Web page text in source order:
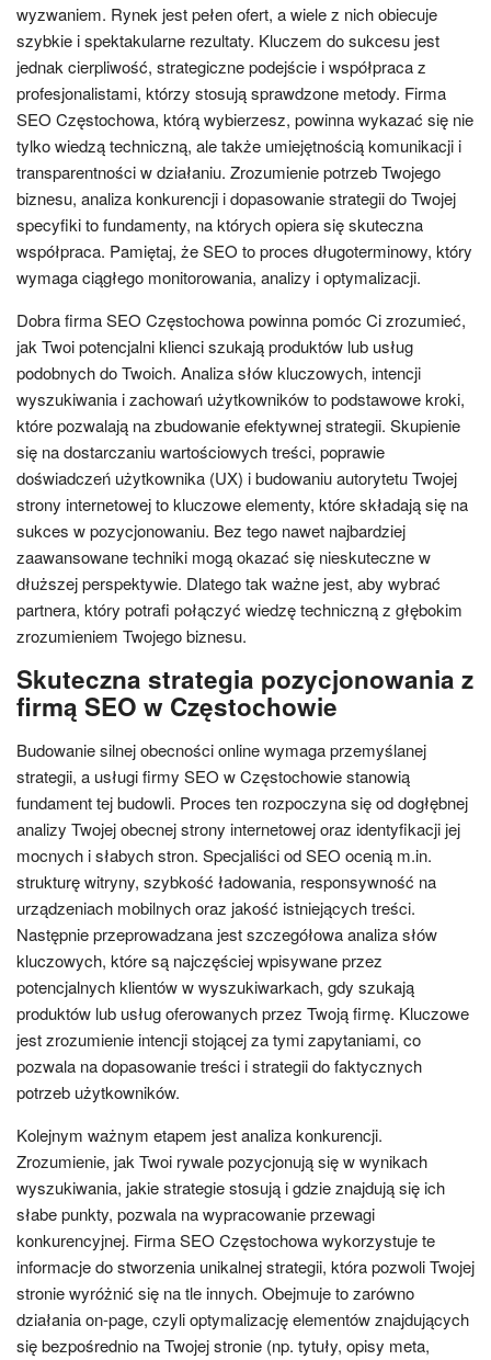
wyzwaniem. Rynek jest pełen ofert, a wiele z nich obiecuje
szybkie i spektakularne rezultaty. Kluczem do sukcesu jest
jednak cierpliwość, strategiczne podejście i współpraca z
profesjonalistami, którzy stosują sprawdzone metody. Firma
SEO Częstochowa, którą wybierzesz, powinna wykazać się nie
tylko wiedzą techniczną, ale także umiejętnością komunikacji i
transparentności w działaniu. Zrozumienie potrzeb Twojego
biznesu, analiza konkurencji i dopasowanie strategii do Twojej
specyfiki to fundamenty, na których opiera się skuteczna
współpraca. Pamiętaj, że SEO to proces długoterminowy, który
wymaga ciągłego monitorowania, analizy i optymalizacji.
Dobra firma SEO Częstochowa powinna pomóc Ci zrozumieć,
jak Twoi potencjalni klienci szukają produktów lub usług
podobnych do Twoich. Analiza słów kluczowych, intencji
wyszukiwania i zachowań użytkowników to podstawowe kroki,
które pozwalają na zbudowanie efektywnej strategii. Skupienie
się na dostarczaniu wartościowych treści, poprawie
doświadczeń użytkownika (UX) i budowaniu autorytetu Twojej
strony internetowej to kluczowe elementy, które składają się na
sukces w pozycjonowaniu. Bez tego nawet najbardziej
zaawansowane techniki mogą okazać się nieskuteczne w
dłuższej perspektywie. Dlatego tak ważne jest, aby wybrać
partnera, który potrafi połączyć wiedzę techniczną z głębokim
zrozumieniem Twojego biznesu.
Skuteczna strategia pozycjonowania z
firmą SEO w Częstochowie
Budowanie silnej obecności online wymaga przemyślanej
strategii, a usługi firmy SEO w Częstochowie stanowią
fundament tej budowli. Proces ten rozpoczyna się od dogłębnej
analizy Twojej obecnej strony internetowej oraz identyfikacji jej
mocnych i słabych stron. Specjaliści od SEO ocenią m.in.
strukturę witryny, szybkość ładowania, responsywność na
urządzeniach mobilnych oraz jakość istniejących treści.
Następnie przeprowadzana jest szczegółowa analiza słów
kluczowych, które są najczęściej wpisywane przez
potencjalnych klientów w wyszukiwarkach, gdy szukają
produktów lub usług oferowanych przez Twoją firmę. Kluczowe
jest zrozumienie intencji stojącej za tymi zapytaniami, co
pozwala na dopasowanie treści i strategii do faktycznych
potrzeb użytkowników.
Kolejnym ważnym etapem jest analiza konkurencji.
Zrozumienie, jak Twoi rywale pozycjonują się w wynikach
wyszukiwania, jakie strategie stosują i gdzie znajdują się ich
słabe punkty, pozwala na wypracowanie przewagi
konkurencyjnej. Firma SEO Częstochowa wykorzystuje te
informacje do stworzenia unikalnej strategii, która pozwoli Twojej
stronie wyróżnić się na tle innych. Obejmuje to zarówno
działania on-page, czyli optymalizację elementów znajdujących
się bezpośrednio na Twojej stronie (np. tytuły, opisy meta,